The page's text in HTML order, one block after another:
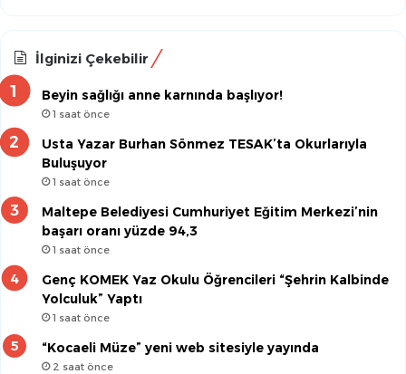
İlginizi Çekebilir
Beyin sağlığı anne karnında başlıyor!
1 saat önce
Usta Yazar Burhan Sönmez TESAK’ta Okurlarıyla
Buluşuyor
1 saat önce
Maltepe Belediyesi Cumhuriyet Eğitim Merkezi’nin
başarı oranı yüzde 94,3
1 saat önce
Genç KOMEK Yaz Okulu Öğrencileri “Şehrin Kalbinde
Yolculuk” Yaptı
1 saat önce
“Kocaeli Müze” yeni web sitesiyle yayında
2 saat önce